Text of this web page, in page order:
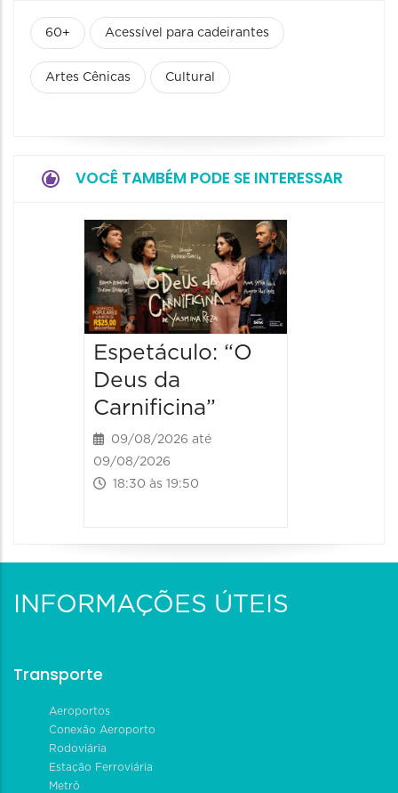
60+ Acessível para cadeirantes
Artes Cênicas Cultural
VOCÊ TAMBÉM PODE SE INTERESSAR
Espetáculo: “O
Deus da
Carnificina”
09/08/2026 até
09/08/2026
18:30 às 19:50
INFORMAÇÕES ÚTEIS
Transporte
Aeroportos
Conexão Aeroporto
Rodoviária
Estação Ferroviária
Metrô